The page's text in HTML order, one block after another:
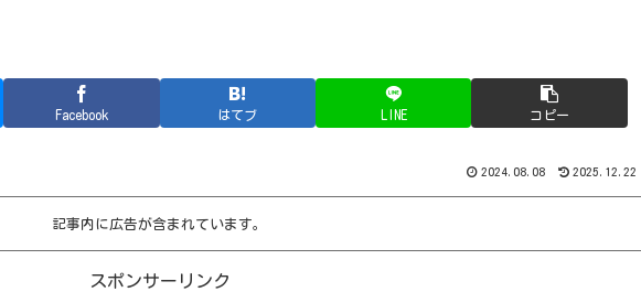
Facebook はてブ LINE コピー
2024.08.08 2025.12.22
記事内に広告が含まれています。
スポンサーリンク